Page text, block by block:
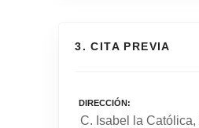
3. CITA PREVIA
DIRECCIÓN
C. Isabel la Católica,